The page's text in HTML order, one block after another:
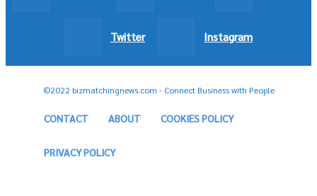
Twitter Instagram
©2022 bizmatchingnews.com - Connect Business with People
CONTACT ABOUT COOKIES POLICY
PRIVACY POLICY